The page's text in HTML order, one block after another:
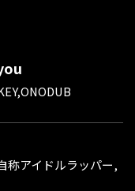
称アイドルラッパー,